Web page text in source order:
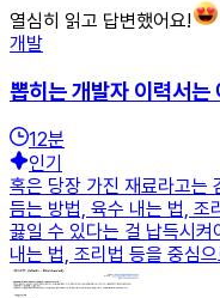
열심히 읽고 답변했어요!
개발
뽑히는 개발자 이력서는
12분
인기
혹은 당장 가진 재료라고는
듬는 방법, 육수 내는 법, 조
끓일 수 있다는 걸 납득시
내는 법, 조리법 등을 중심